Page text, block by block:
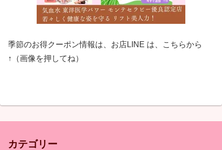
季節のお得クーポン情報は、お店LINE は、こちらから
↑（画像を押してね）
カテゴリー